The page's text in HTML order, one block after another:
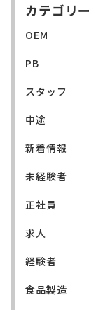
カテゴリー
OEM
PB
スタッフ
中途
新着情報
未経験者
正社員
求人
経験者
食品製造